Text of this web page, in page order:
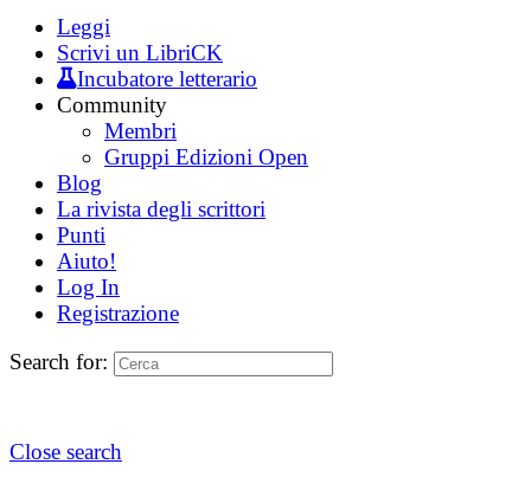
Leggi
Scrivi un LibriCK
Incubatore letterario
Community
Membri
Gruppi Edizioni Open
Blog
La rivista degli scrittori
Punti
Aiuto!
Log In
Registrazione
Search for:
Close search